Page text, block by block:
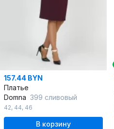
157.44 BYN
Платье
Domna 399 сливовый
42, 44, 46
В корзину